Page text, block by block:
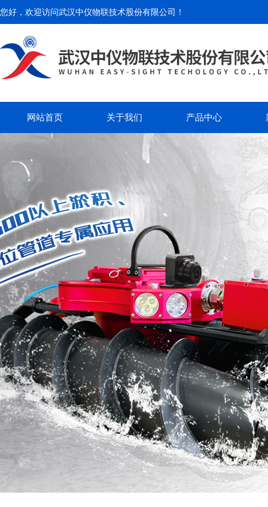
您好，欢迎访问武汉中仪物联技术股份有限公司 ！
网站首页 关于我们 产品中心